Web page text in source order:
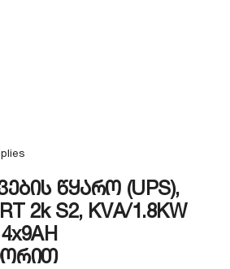
წყარო (UPS),
2k S2, KVA/1.8KW